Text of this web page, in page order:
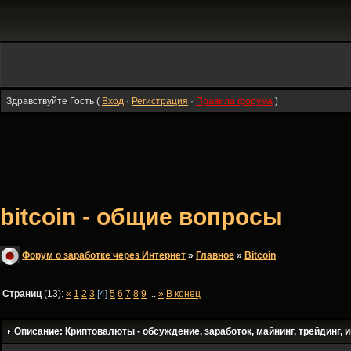
Здравствуйте Гость ( Вход · Регистрация · Правила форума )
bitcoin - общие вопросы
Форум о заработке через Интернет » Главное » Bitсoin
Страниц(13): « 1 2 3 [4] 5 6 7 8 9 ... » В конец
Описание: Криптовалюты - обсуждение, заработок, майнинг, трейдинг,